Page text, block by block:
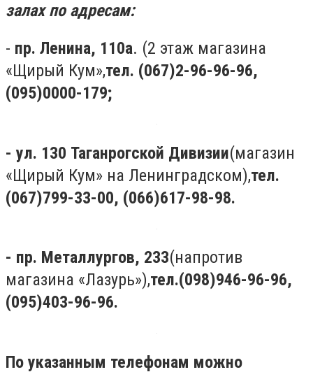
залах по адресам:
- пр. Ленина, 110а. (2 этаж магазина
«Щирый Кум»,тел. (067)2-96-96-96,
(095)0000-179;
- ул. 130 Таганрогской Дивизии(магазин
«Щирый Кум» на Ленинградском),тел.
(067)799-33-00, (066)617-98-98.
- пр. Металлургов, 233(напротив
магазина «Лазурь»),тел.(098)946-96-96,
(095)403-96-96.
По указанным телефонам можно